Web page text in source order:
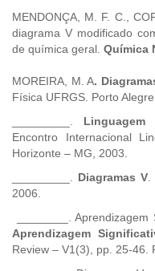
MENDONÇA, M. F. C.,
diagrama V modificado
de química geral. Química
MOREIRA, M. A.
Física UFRGS. Porto
Linguagem
Encontro Internacional
Horizonte – MG, 2003.
Diagramas V
2006.
________. Aprendizagem
Aprendizagem
Review – V1(3), pp. 25-46.